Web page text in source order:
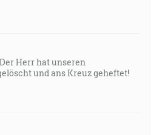
Herr hat unseren
und ans Kreuz geheftet!